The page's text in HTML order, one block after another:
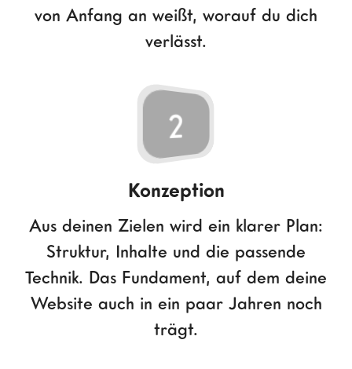
von Anfang an weißt, worauf du dich
verlässt.
2
Konzeption
Aus deinen Zielen wird ein klarer Plan:
Struktur, Inhalte und die passende
Technik. Das Fundament, auf dem deine
Website auch in ein paar Jahren noch
trägt.